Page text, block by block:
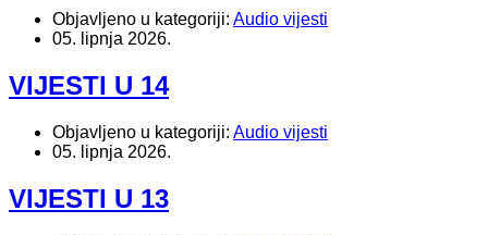
Objavljeno u kategoriji: Audio vijesti
05. lipnja 2026.
VIJESTI U 14
Objavljeno u kategoriji: Audio vijesti
05. lipnja 2026.
VIJESTI U 13